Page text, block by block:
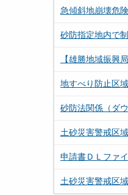
急傾斜地崩壊危
砂防指定地内で
【雄勝地域振興
地すべり防止区
砂防法関係（ダ
土砂災害警戒区
申請書ＤＬファ
土砂災害警戒区